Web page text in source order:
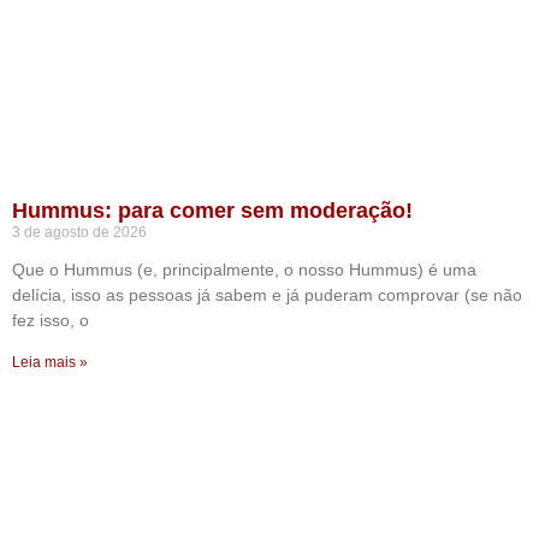
Hummus: para comer sem moderação!
3 de agosto de 2026
Que o Hummus (e, principalmente, o nosso Hummus) é uma
delícia, isso as pessoas já sabem e já puderam comprovar (se não
fez isso, o
Leia mais »